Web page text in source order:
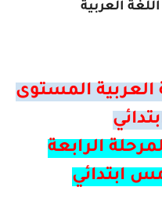
اللغة العربية
المستوى
الرابعة
ابتدائي